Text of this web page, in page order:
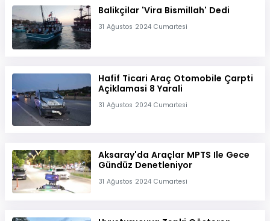
Balikçilar 'Vira Bismillah' Dedi
31 Ağustos 2024 Cumartesi
Hafif Ticari Araç Otomobile Çarpti
Açiklamasi 8 Yarali
31 Ağustos 2024 Cumartesi
Aksaray'da Araçlar MPTS Ile Gece
Gündüz Denetleniyor
31 Ağustos 2024 Cumartesi